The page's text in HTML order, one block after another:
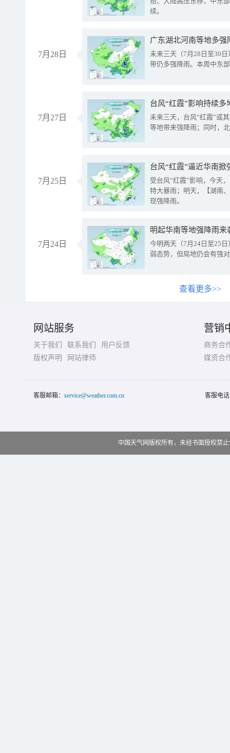
续。
7月28日
广东湖北河南等地多
未来三天（7月28日至30
带仍多强降雨。本周中东
7月27日
台风“红霞”影响持续
未来三天，台风“红霞”或
等地带来强降雨；同时，
7月25日
台风“红霞”逼近华南
受台风“红霞”影响，今天
特大暴雨；明天，【湖南
现强降雨。
7月24日
明起华南等地强降雨
今明两天（7月24日至25
弱态势，但局地仍会有强
查看更多>>
网站服务
关于我们 联系我们
用户反馈
版权声明
网站律师
营销
商务合
媒资合
客服邮箱： service@weather.com.cn 客服电
中国天气网版权所有，未经书面授权